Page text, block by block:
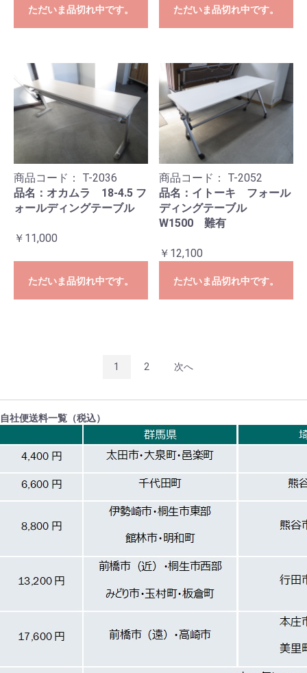
ただいま品切れ中です。 ただいま品切れ中です。
商品コード： T-2036
品名：オカムラ 18-4.5 フ
ォールディングテーブル
￥11,000
ただいま品切れ中です。
商品コード： T-2052
品名：イトーキ フォール
ディングテーブル
W1500 難有
￥12,100
ただいま品切れ中です。
1 2 次へ
自社便送料一覧（税込）